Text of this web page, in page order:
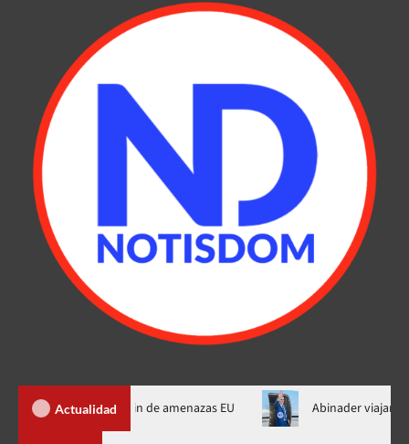
Actualidad
Ormuz al fin de amenazas EU Abinader viajará a